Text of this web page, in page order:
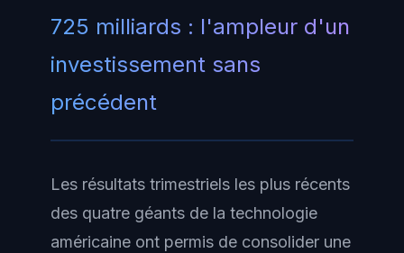
725 milliards : l'ampleur d'un
investissement sans
précédent
Les résultats trimestriels les plus récents
des quatre géants de la technologie
américaine ont permis de consolider une